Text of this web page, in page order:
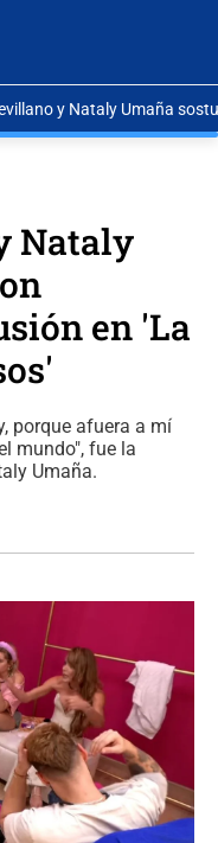
y Nataly Umaña
Nataly
en 'La
porque afuera a mí
mundo", fue la
Umaña.